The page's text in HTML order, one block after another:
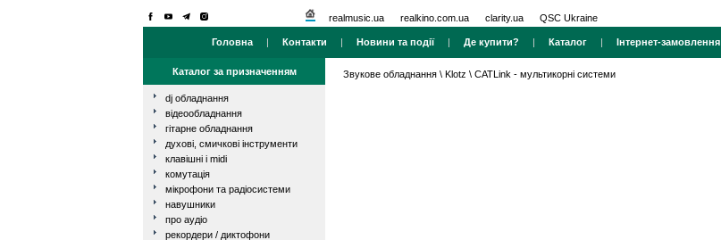
realmusic.ua realkino.com.ua clarity.ua QSC Ukraine
Головна | Контакти | Новини та події| Де купити? | Каталог | Інтернет-замовлення
Каталог за призначенням
dj обладнання
відеообладнання
гітарне обладнання
духові, смичкові інструменти
клавішні і midi
комутація
мікрофони та радіосистеми
навушники
про аудіо
рекордери / диктофони
Звукове обладнання \ Klotz \ CATLink - мультикорні системи